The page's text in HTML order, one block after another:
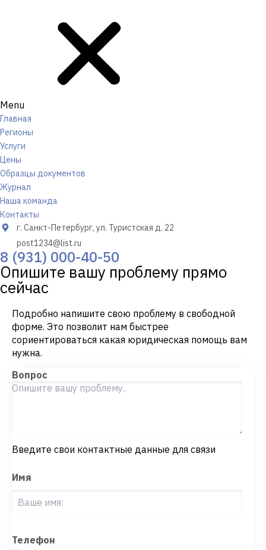
Menu
Главная
Регионы
Услуги
Цены
Образцы документов
Журнал
Наша команда
Контакты
г. Санкт-Петербург, ул. Туристская д. 22
post1234@list.ru
8 (931) 000-40-50
Опишите вашу проблему прямо
сейчас
Подробно напишите свою проблему в свободной
форме. Это позволит нам быстрее
сориентироваться какая юридическая помощь вам
нужна.
Вопрос
Введите свои контактные данные для связи
Имя
Телефон